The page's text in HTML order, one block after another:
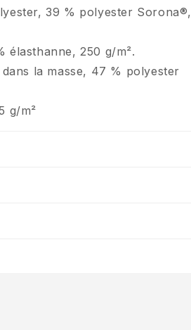
39 % polyester Sorona®,
élasthanne, 250 g/m².
la masse, 47 % polyester
g/m²
Email